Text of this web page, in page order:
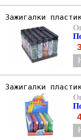
Зажигалки
Зажигалки